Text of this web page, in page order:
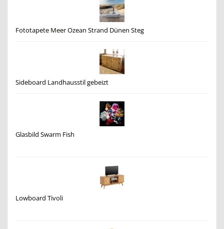
Fototapete Meer Ozean Strand Dünen Steg
Sideboard Landhausstil gebeizt
Glasbild Swarm Fish
Lowboard Tivoli